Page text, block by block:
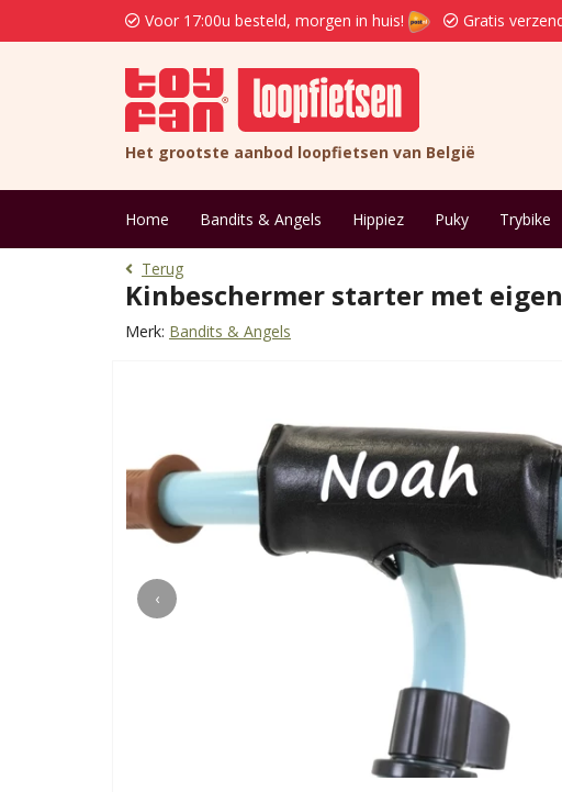
Voor 17:00u besteld, morgen in huis! Gratis
Het grootste aanbod loopfietsen van België
Home Bandits & Angels Hippiez Puky Trybike
Terug
Kinbeschermer starter met
Merk: Bandits & Angels
‹